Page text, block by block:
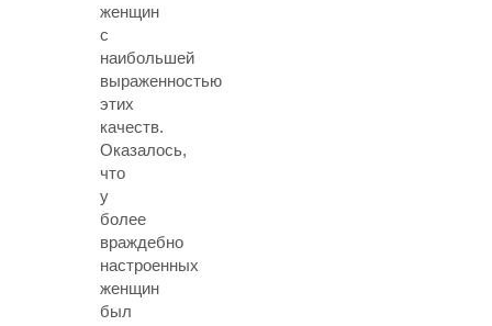
женщин
с
наибольшей
выраженностью
этих
качеств.
Оказалось,
что
у
более
враждебно
настроенных
женщин
был